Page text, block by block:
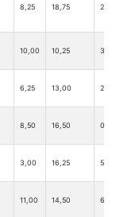
8,25 18,75 2,75
10,00 10,25 3,00
6,25 13,00 2,75
8,50 16,50 0,50
3,00 16,25 5,50
11,00 14,50 6,25